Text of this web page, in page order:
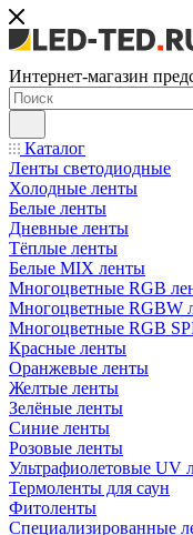
Интернет-магазин
Каталог
Ленты светодиодные
Холодные ленты
Белые ленты
Дневные ленты
Тёплые ленты
Белые MIX ленты
Многоцветные RGB
Многоцветные RGBW
Многоцветные RGB
Красные ленты
Оранжевые ленты
Желтые ленты
Зелёные ленты
Синие ленты
Розовые ленты
Ультрафиолетовые UV
Термоленты для саун
Фитоленты
Специализированные